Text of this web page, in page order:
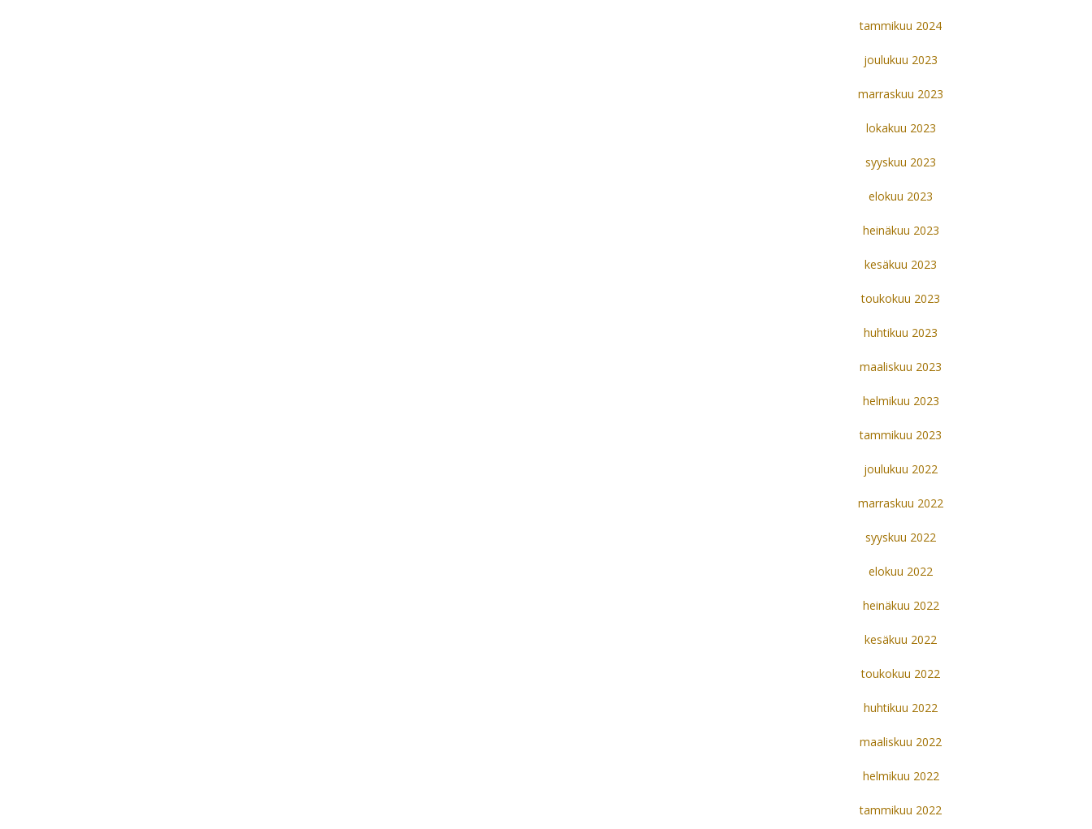
tammikuu 2024
joulukuu 2023
marraskuu 2023
lokakuu 2023
syyskuu 2023
elokuu 2023
heinäkuu 2023
kesäkuu 2023
toukokuu 2023
huhtikuu 2023
maaliskuu 2023
helmikuu 2023
tammikuu 2023
joulukuu 2022
marraskuu 2022
syyskuu 2022
elokuu 2022
heinäkuu 2022
kesäkuu 2022
toukokuu 2022
huhtikuu 2022
maaliskuu 2022
helmikuu 2022
tammikuu 2022